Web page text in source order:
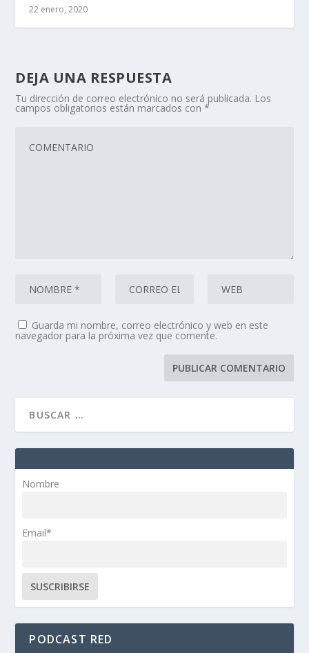
22 enero, 2020
DEJA UNA RESPUESTA
Tu dirección de correo electrónico no será publicada. Los
campos obligatorios están marcados con*
Guarda mi nombre, correo electrónico y web en este
navegador para la próxima vez que comente.
Nombre
Email*
PODCAST RED